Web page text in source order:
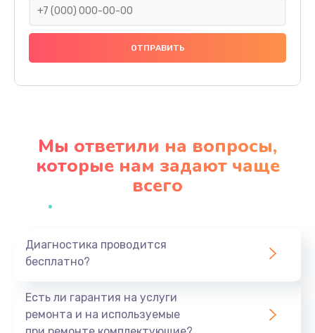
Замена праймера
1000 руб.
Заказать
Профилактическая чистка
Заказать
Мы ответили на вопросы,
которые нам задают чаще
всего
Диагностика проводится
бесплатно?
Есть ли гарантия на услуги
ремонта и на используемые